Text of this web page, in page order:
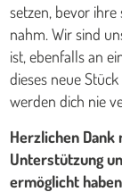
setzen, bevor
nahm. Wir sind
ist, ebenfalls an
dieses neue
werden dich nie
Herzlichen
Unterstützung
ermöglicht